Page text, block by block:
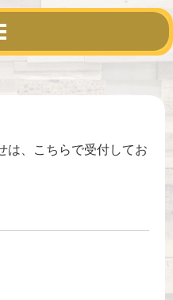
は、こちらで受付してお